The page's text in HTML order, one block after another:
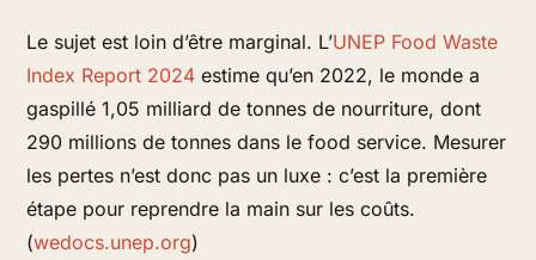
Le sujet est loin d’être marginal. L’UNEP Food Waste
Index Report 2024 estime qu’en 2022, le monde a
gaspillé 1,05 milliard de tonnes de nourriture, dont
290 millions de tonnes dans le food service. Mesurer
les pertes n’est donc pas un luxe : c’est la première
étape pour reprendre la main sur les coûts.
(wedocs.unep.org)